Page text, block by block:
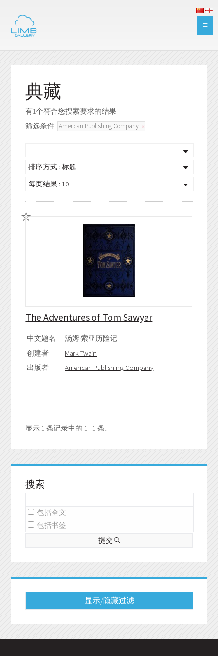
典藏
有1个符合您搜索要求的结果
筛选条件: American Publishing Company
排序方式 : 标题
每页结果 : 10
The Adventures of Tom Sawyer
中文题名
汤姆·索亚历险记
创建者
Mark Twain
出版者
American Publishing Company
显示 1 条记录中的 1 - 1 条。
搜索
包括全文
包括书签
提交
显示/隐藏过滤